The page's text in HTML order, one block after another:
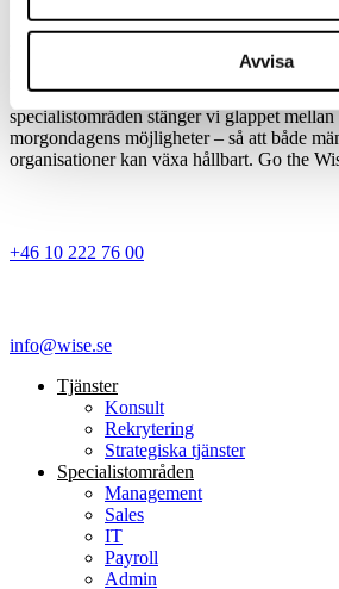
Avvisa
På Wise tror vi på kraften i långsiktiga
nyfikenhet och mod möter människors
konsultlösningar, rekrytering och
specialistområden stänger vi glappet
morgondagens möjligheter – så att både
organisationer kan växa hållbart. Go the
+46 10 222 76 00
info@wise.se
Tjänster
Konsult
Rekrytering
Strategiska tjänster
Specialist­områden
Management
Sales
IT
Payroll
Admin